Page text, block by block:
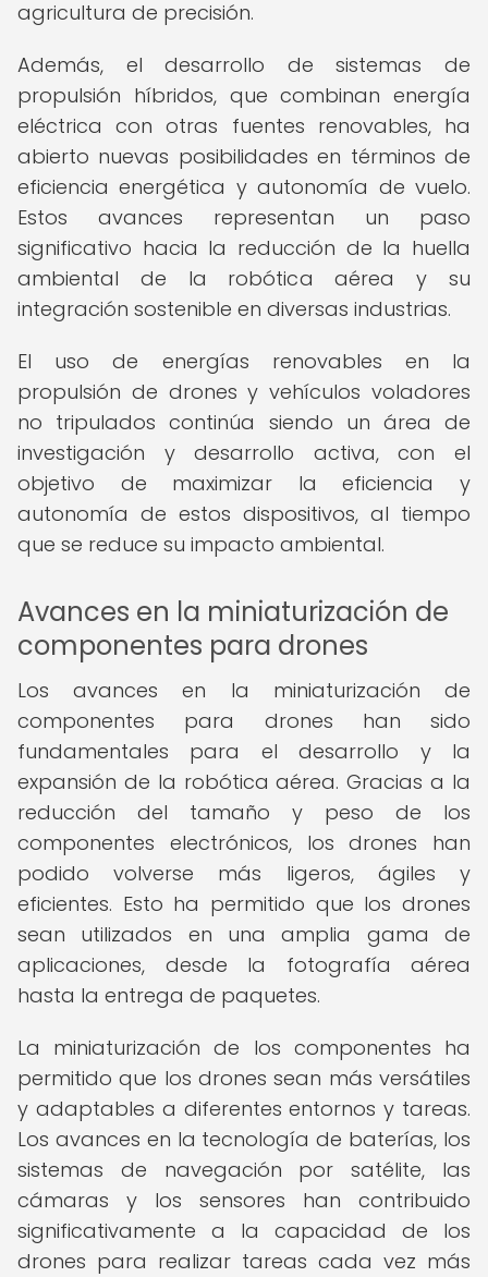
agricultura de precisión.
Además, el desarrollo de sistemas de
propulsión híbridos, que combinan energía
eléctrica con otras fuentes renovables, ha
abierto nuevas posibilidades en términos de
eficiencia energética y autonomía de vuelo.
Estos avances representan un paso
significativo hacia la reducción de la huella
ambiental de la robótica aérea y su
integración sostenible en diversas industrias.
El uso de energías renovables en la
propulsión de drones y vehículos voladores
no tripulados continúa siendo un área de
investigación y desarrollo activa, con el
objetivo de maximizar la eficiencia y
autonomía de estos dispositivos, al tiempo
que se reduce su impacto ambiental.
Avances en la miniaturización de
componentes para drones
Los avances en la miniaturización de
componentes para drones han sido
fundamentales para el desarrollo y la
expansión de la robótica aérea. Gracias a la
reducción del tamaño y peso de los
componentes electrónicos, los drones han
podido volverse más ligeros, ágiles y
eficientes. Esto ha permitido que los drones
sean utilizados en una amplia gama de
aplicaciones, desde la fotografía aérea
hasta la entrega de paquetes.
La miniaturización de los componentes ha
permitido que los drones sean más versátiles
y adaptables a diferentes entornos y tareas.
Los avances en la tecnología de baterías, los
sistemas de navegación por satélite, las
cámaras y los sensores han contribuido
significativamente a la capacidad de los
drones para realizar tareas cada vez más